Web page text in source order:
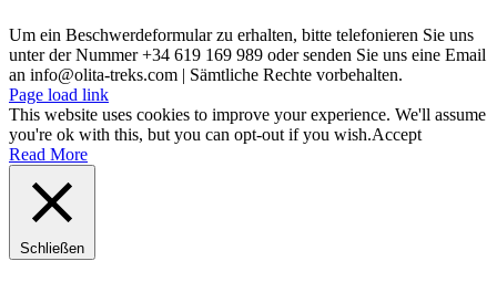
Um ein Beschwerdeformular zu erhalten, bitte telefonieren Sie uns
unter der Nummer +34 619 169 989 oder senden Sie uns eine Email
an info@olita-treks.com | Sämtliche Rechte vorbehalten.
Page load link
This website uses cookies to improve your experience. We'll assume
you're ok with this, but you can opt-out if you wish.Accept
Read More
Schließen